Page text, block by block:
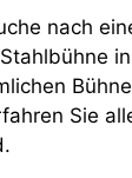
nach
Sie